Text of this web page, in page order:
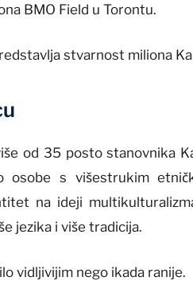
BMO Field u Torontu.
stvarnost miliona
od 35 posto stanovnika
osobe s višestrukim
na ideji
jezika i više tradicija.
vidljivijim nego ikada ranije.